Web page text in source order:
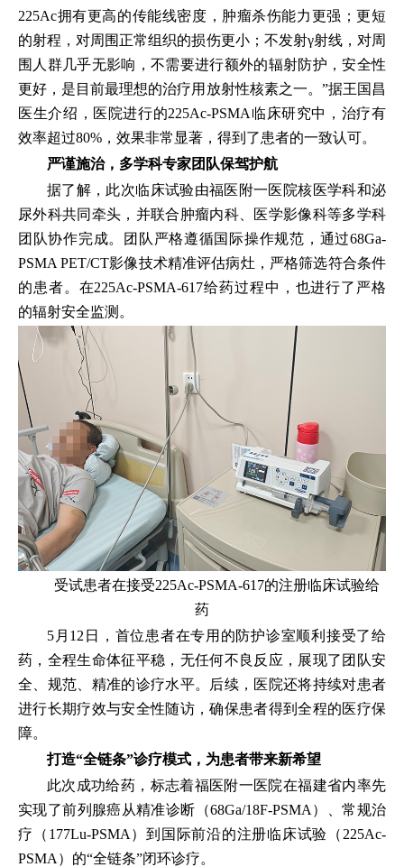
225Ac拥有更高的传能线密度，肿瘤杀伤能力更强；更短
的射程，对周围正常组织的损伤更小；不发射γ射线，对周
围人群几乎无影响，不需要进行额外的辐射防护，安全性
更好，是目前最理想的治疗用放射性核素之一。”据王国昌
医生介绍，医院进行的225Ac-PSMA临床研究中，治疗有
效率超过80%，效果非常显著，得到了患者的一致认可。
严谨施治，多学科专家团队保驾护航
据了解，此次临床试验由福医附一医院核医学科和泌
尿外科共同牵头，并联合肿瘤内科、医学影像科等多学科
团队协作完成。团队严格遵循国际操作规范，通过68Ga-
PSMA PET/CT影像技术精准评估病灶，严格筛选符合条件
的患者。在225Ac-PSMA-617给药过程中，也进行了严格
的辐射安全监测。
受试患者在接受225Ac-PSMA-617的注册临床试验给
药
5月12日，首位患者在专用的防护诊室顺利接受了给
药，全程生命体征平稳，无任何不良反应，展现了团队安
全、规范、精准的诊疗水平。后续，医院还将持续对患者
进行长期疗效与安全性随访，确保患者得到全程的医疗保
障。
打造“全链条”诊疗模式，为患者带来新希望
此次成功给药，标志着福医附一医院在福建省内率先
实现了前列腺癌从精准诊断（68Ga/18F-PSMA）、常规治
疗（177Lu-PSMA）到国际前沿的注册临床试验（225Ac-
PSMA）的“全链条”闭环诊疗。